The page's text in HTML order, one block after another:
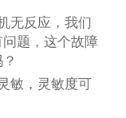
无反应，我们
题，这个故障
敏，灵敏度可